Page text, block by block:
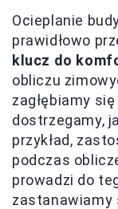
Ocieplanie
prawidłowo
klucz do
obliczu
zagłębiamy
dostrzegamy,
przykład,
podczas
prowadzi do
zastanawiamy